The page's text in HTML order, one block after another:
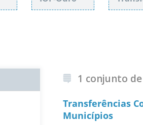
1 conjunto
Transferências
Municípios